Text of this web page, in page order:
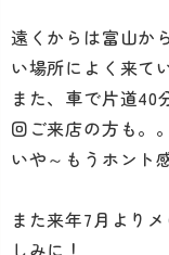
遠くからは富山か
い場所によく来て
また、車で片道40
回ご来店の方も。。
いや～もうホン
また来年7月より
しみに！